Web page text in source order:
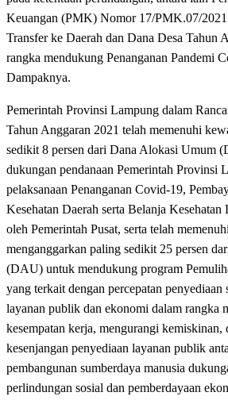
Keuangan (PMK) Nomor 17/PMK.07/2021
Transfer ke Daerah dan Dana Desa Tahun
rangka mendukung Penanganan Pandemi
Dampaknya.
Pemerintah Provinsi Lampung dalam
Tahun Anggaran 2021 telah memenuhi
sedikit 8 persen dari Dana Alokasi Umum
dukungan pendanaan Pemerintah Provinsi
pelaksanaan Penanganan Covid-19,
Kesehatan Daerah serta Belanja
oleh Pemerintah Pusat, serta telah
menganggarkan paling sedikit 25 persen
(DAU) untuk mendukung program
yang terkait dengan percepatan penyediaan
layanan publik dan ekonomi dalam rangka
kesempatan kerja, mengurangi kemiskinan,
kesenjangan penyediaan layanan publik
pembangunan sumberdaya manusia
perlindungan sosial dan pemberdayaan